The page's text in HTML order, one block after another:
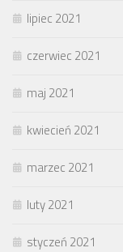
lipiec 2021
czerwiec 2021
maj 2021
kwiecień 2021
marzec 2021
luty 2021
styczeń 2021